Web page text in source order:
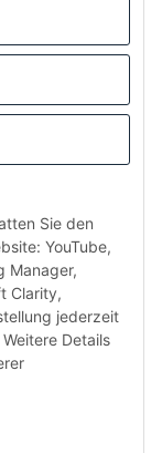
Sie den
YouTube,
Manager,
Clarity,
jederzeit
Details